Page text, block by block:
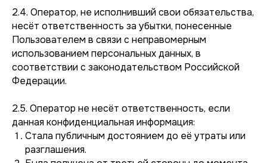
2.4. Оператор, не исполнивший свои обязательства,
несёт ответственность за убытки, понесенные
Пользователем в связи с неправомерным
использованием персональных данных, в
соответствии с законодательством Российской
Федерации.
2.5. Оператор не несёт ответственность, если
данная конфиденциальная информация:
Стала публичным достоянием до её утраты или
разглашения.